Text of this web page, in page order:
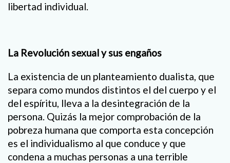
libertad individual.
La Revolución sexual y sus engaños
La existencia de un planteamiento dualista, que
separa como mundos distintos el del cuerpo y el
del espíritu, lleva a la desintegración de la
persona. Quizás la mejor comprobación de la
pobreza humana que comporta esta concepción
es el individualismo al que conduce y que
condena a muchas personas a una terrible